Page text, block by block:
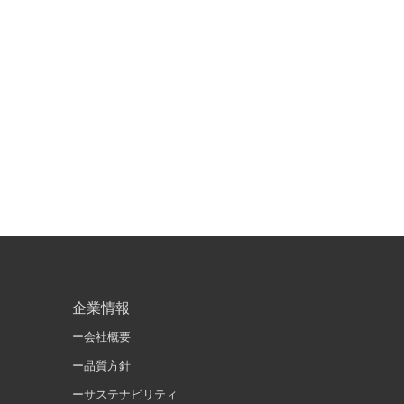
企業情報
ー会社概要
ー品質方針
ーサステナビリティ